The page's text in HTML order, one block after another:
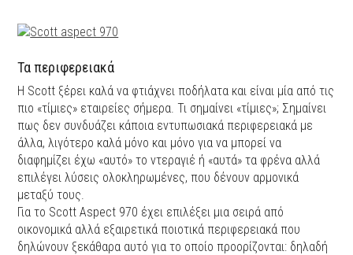
Τα περιφερειακά
Η Scott ξέρει καλά να φτιάχνει ποδήλατα και είναι μία από τις
πιο «τίμιες» εταιρείες σήμερα. Τι σημαίνει «τίμιες»; Σημαίνει
πως δεν συνδυάζει κάποια εντυπωσιακά περιφερειακά με
άλλα, λιγότερο καλά μόνο και μόνο για να μπορεί να
διαφημίζει έχω «αυτό» το ντεραγιέ ή «αυτά» τα φρένα αλλά
επιλέγει λύσεις ολοκληρωμένες, που δένουν αρμονικά
μεταξύ τους.
Για το Scott Aspect 970 έχει επιλέξει μια σειρά από
οικονομικά αλλά εξαιρετικά ποιοτικά περιφερειακά που
δηλώνουν ξεκάθαρα αυτό για το οποίο προορίζονται: δηλαδή